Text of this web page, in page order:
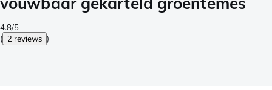
4.8/5
( 2 reviews )